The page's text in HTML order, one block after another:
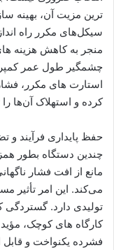
ترین مزیت آن،
سیکل‌های مکرر راه‌
منجر به کاهش هزینه‌
چشمگیر طول عمر
استارت‌ های مکرر،
کرده و استهلاک آن‌ها
حفظ پایداری فرآیند
چندین دستگاه بطور
مانع از افت فشار
می‌کند. این امر تأثیر
تولیدی دارد. گستردگی
کارگاه‌ های کوچک،
فشرده یکنواخت و قابل